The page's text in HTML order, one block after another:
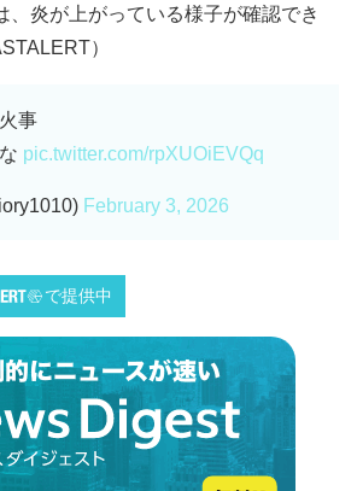
、炎が上がっている様子が確認でき
）
事
pic.twitter.com/rpXUOiEVQq
February 3, 2026
で提供中